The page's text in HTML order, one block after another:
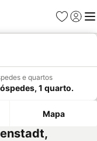
Favoritos
Iniciar
e quartos
1 quarto.
Mapa